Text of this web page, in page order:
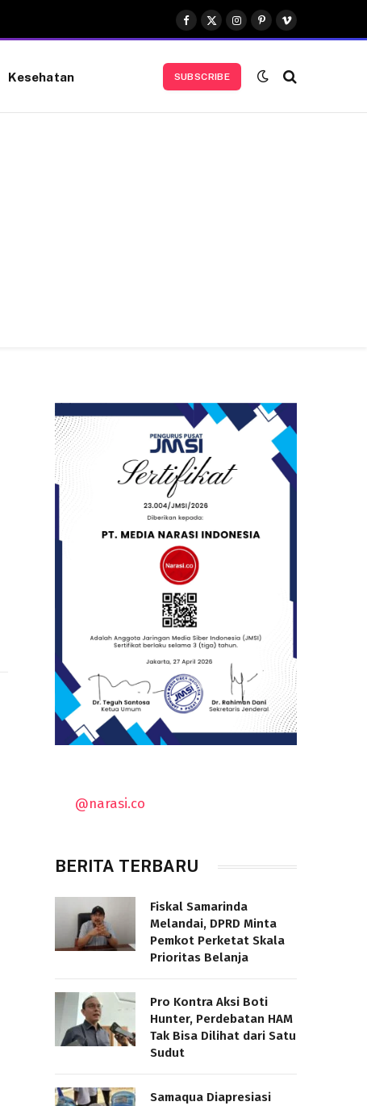
Facebook
X
(Twitter)
Instagram
Pinterest
Vimeo
Kesehatan SUBSCRIBE
@narasi.co
BERITA TERBARU
Fiskal Samarinda
Melandai, DPRD Minta
Pemkot Perketat Skala
Prioritas Belanja
Pro Kontra Aksi Boti
Hunter, Perdebatan HAM
Tak Bisa Dilihat dari Satu
Sudut
Samaqua Diapresiasi